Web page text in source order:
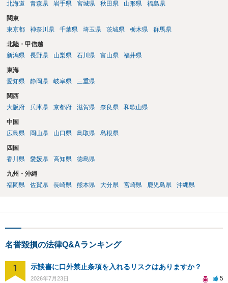
北海道
青森県 岩手県 宮城県 秋田県 山形県 福島県
関東
東京都
神奈川県 千葉県 埼玉県 茨城県 栃木県 群馬県
北陸・甲信越
新潟県
長野県 山梨県 石川県 富山県 福井県
東海
愛知県
静岡県 岐阜県 三重県
関西
大阪府
兵庫県 京都府 滋賀県 奈良県 和歌山県
中国
広島県
岡山県 山口県 鳥取県 島根県
四国
香川県
愛媛県 高知県 徳島県
九州・沖縄
福岡県
佐賀県 長崎県 熊本県 大分県 宮崎県 鹿児島県 沖縄県
名誉毀損の法律Q&Aランキング
1 示談書に口外禁止条項を入れるリスクはありますか？
2026年7月23日 5